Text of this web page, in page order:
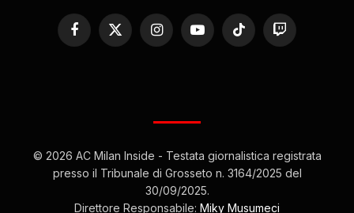
Facebook
X
(Twitter)
InstagramYouTubeTikTok Twitch
© 2026 AC Milan Inside - Testata giornalistica registrata
presso il Tribunale di Grosseto n. 3164/2025 del
30/09/2025.
Direttore Responsabile: Miky Musumeci